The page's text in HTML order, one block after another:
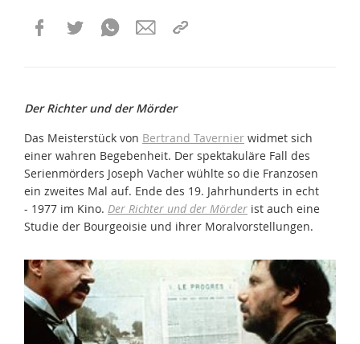
Der Richter und der Mörder
Das Meisterstück von Bertrand Tavernier widmet sich
einer wahren Begebenheit. Der spektakuläre Fall des
Serienmörders Joseph Vacher wühlte so die Franzosen
ein zweites Mal auf. Ende des 19. Jahrhunderts in echt
- 1977 im Kino. Der Richter und der Mörder ist auch eine
Studie der Bourgeoisie und ihrer Moralvorstellungen.